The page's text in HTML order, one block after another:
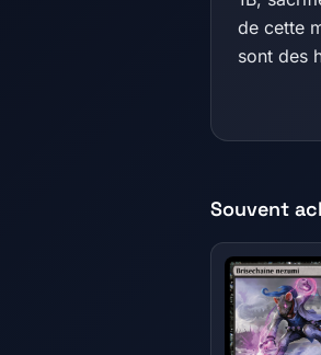
de cette
sont des
Souvent